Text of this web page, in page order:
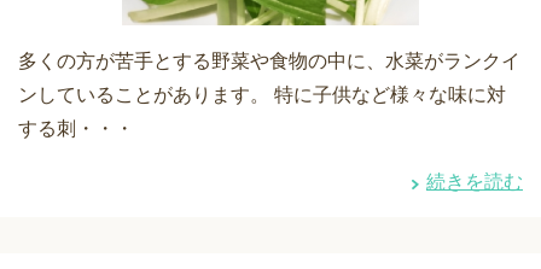
多くの方が苦手とする野菜や食物の中に、水菜がランクイ
ンしていることがあります。 特に子供など様々な味に対
する刺・・・
続きを読む